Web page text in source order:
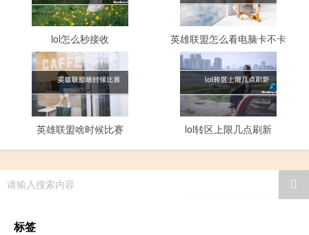
lol怎么秒接收 英雄联盟怎么看电脑卡不卡
英雄联盟啥时候比赛 lol转区上限几点刷新
请输入搜索内容
标签